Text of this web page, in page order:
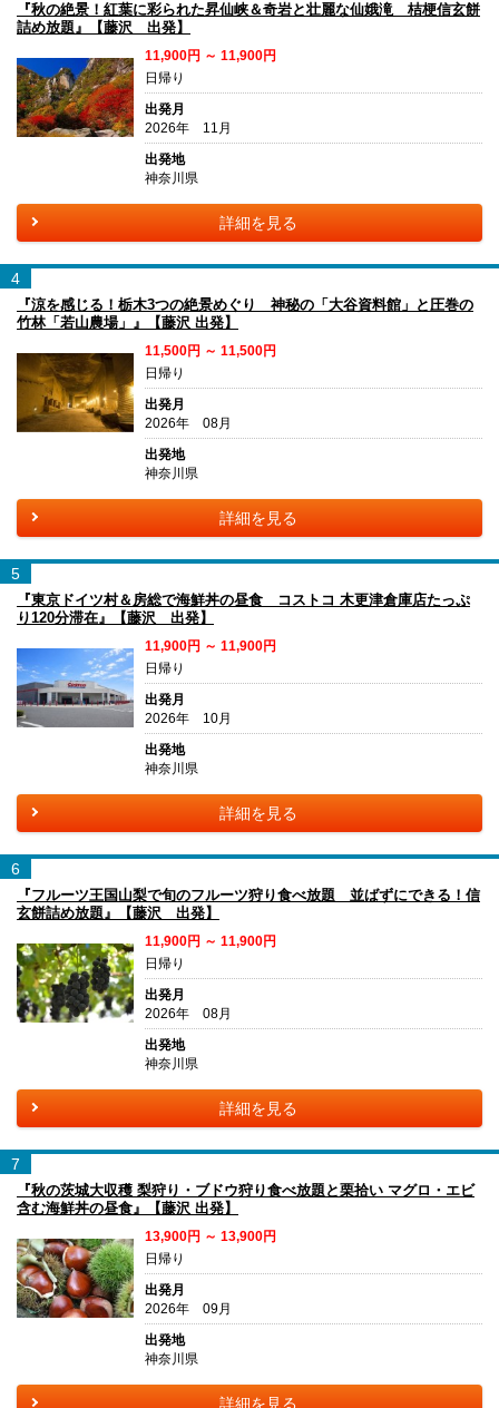
『秋の絶景！紅葉に彩られた昇仙峡＆奇岩と壮麗な仙娥滝 桔梗信玄餅
詰め放題』【藤沢 出発】
11,900円 ～ 11,900円
日帰り
出発月
2026年 11月
出発地
神奈川県
詳細を見る
4
『涼を感じる！栃木3つの絶景めぐり 神秘の「大谷資料館」と圧巻の
竹林「若山農場」』【藤沢 出発】
11,500円 ～ 11,500円
日帰り
出発月
2026年 08月
出発地
神奈川県
詳細を見る
5
『東京ドイツ村＆房総で海鮮丼の昼食 コストコ 木更津倉庫店たっぷ
り120分滞在』【藤沢 出発】
11,900円 ～ 11,900円
日帰り
出発月
2026年 10月
出発地
神奈川県
詳細を見る
6
『フルーツ王国山梨で旬のフルーツ狩り食べ放題 並ばずにできる！信
玄餅詰め放題』【藤沢 出発】
11,900円 ～ 11,900円
日帰り
出発月
2026年 08月
出発地
神奈川県
詳細を見る
7
『秋の茨城大収穫 梨狩り・ブドウ狩り食べ放題と栗拾い マグロ・エビ
含む海鮮丼の昼食』【藤沢 出発】
13,900円 ～ 13,900円
日帰り
出発月
2026年 09月
出発地
神奈川県
詳細を見る